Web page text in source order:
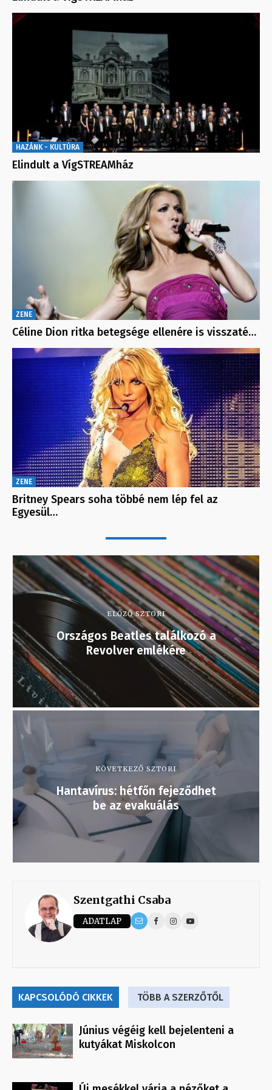
HAZÁNK - KULTÚRA
Elindult a VígSTREAMház
ZENE
Céline Dion ritka betegsége ellenére is visszaté…
ZENE
Britney Spears soha többé nem lép fel az
Egyesül…
ELŐZŐ SZTORI
Országos Beatles találkozó a
Revolver emlékére
KÖVETKEZŐ SZTORI
Hantavírus: hétfőn fejeződhet
be az evakuálás
Szentgathi Csaba
ADATLAP
KAPCSOLÓDÓ CIKKEK TÖBB A SZERZŐTŐL
Június végéig kell bejelenteni a
kutyákat Miskolcon